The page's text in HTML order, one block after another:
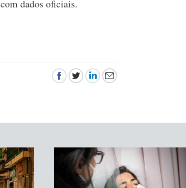
dados oficiais.